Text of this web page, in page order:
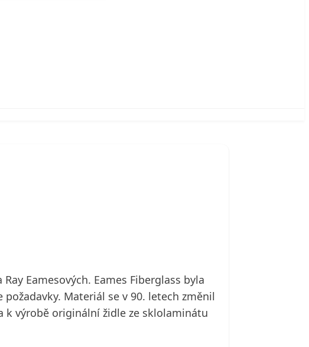
Eamesových. Eames Fiberglass byla
Materiál se v 90. letech změnil
k výrobě originální židle ze sklolaminátu